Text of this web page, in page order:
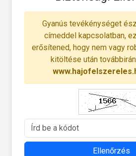
Gyanús tevékénységet
címeddel kapcsolatban,
erősítened, hogy nem vagy
kitöltése után
Ellenőrzés